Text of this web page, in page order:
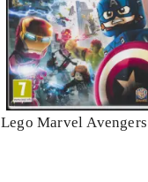
Lego Marvel Avengers